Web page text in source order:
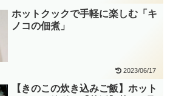
ホットクックで手軽に楽しむ「キ
ノコの佃煮」
2023/06/17
【きのこの炊き込みご飯】ホット